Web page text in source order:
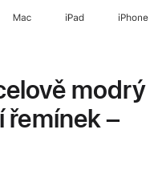
Mac iPad iPhone
modrý
řemínek –